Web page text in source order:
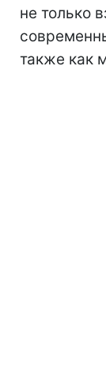
не только
также как